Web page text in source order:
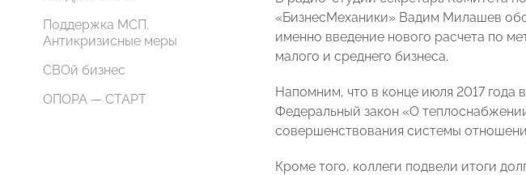
Поддержка МСП.
Антикризисные меры
СВОй бизнес
ОПОРА — СТАРТ
«БизнесМеханики» Вадим Милашев
именно введение нового расчета по
малого и среднего бизнеса.
Напомним, что в конце июля 2017 года
Федеральный закон «О
совершенствования системы
Кроме того, коллеги подвели итоги